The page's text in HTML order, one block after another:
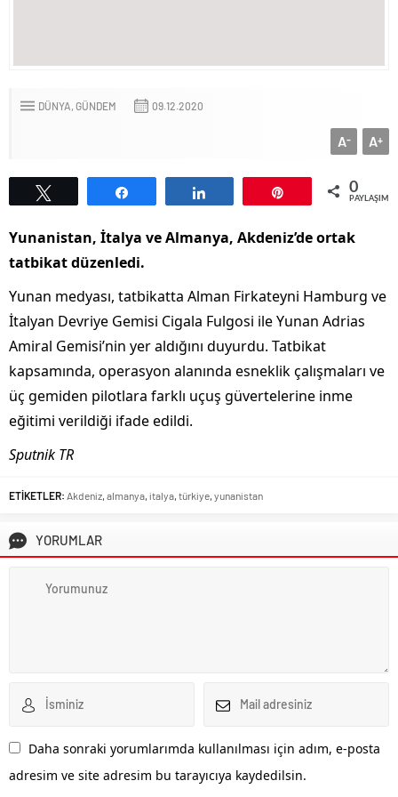
DÜNYA GÜNDEM 09.12.2020
A+
A-
0
Yunanistan, İtalya ve Almanya, Akdeniz’de ortak
tatbikat düzenledi.
Yunan medyası, tatbikatta Alman Firkateyni Hamburg ve
İtalyan Devriye Gemisi Cigala Fulgosi ile Yunan Adrias
Amiral Gemisi’nin yer aldığını duyurdu. Tatbikat
kapsamında, operasyon alanında esneklik çalışmaları ve
üç gemiden pilotlara farklı uçuş güvertelerine inme
eğitimi verildiği ifade edildi.
Sputnik TR
ETİKETLER: Akdeniz almanya italya türkiye yunanistan
YORUMLAR
Daha sonraki yorumlarımda kullanılması için adım, e-posta
adresim ve site adresim bu tarayıcıya kaydedilsin.